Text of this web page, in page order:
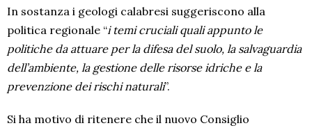
In sostanza i geologi calabresi suggeriscono alla
politica regionale “i temi cruciali quali appunto le
politiche da attuare per la difesa del suolo, la salvaguardia
dell’ambiente, la gestione delle risorse idriche e la
prevenzione dei rischi naturali”.
Si ha motivo di ritenere che il nuovo Consiglio